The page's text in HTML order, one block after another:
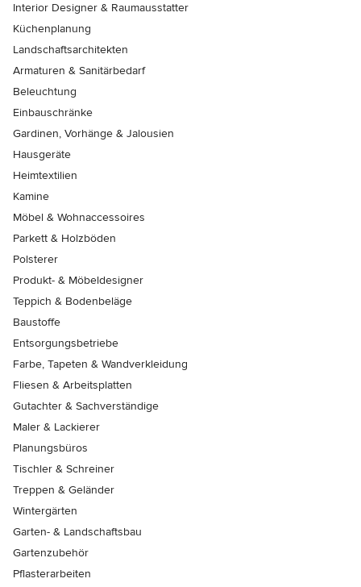
Interior Designer & Raumausstatter
Küchenplanung
Landschaftsarchitekten
Armaturen & Sanitärbedarf
Beleuchtung
Einbauschränke
Gardinen, Vorhänge & Jalousien
Hausgeräte
Heimtextilien
Kamine
Möbel & Wohnaccessoires
Parkett & Holzböden
Polsterer
Produkt- & Möbeldesigner
Teppich & Bodenbeläge
Baustoffe
Entsorgungsbetriebe
Farbe, Tapeten & Wandverkleidung
Fliesen & Arbeitsplatten
Gutachter & Sachverständige
Maler & Lackierer
Planungsbüros
Tischler & Schreiner
Treppen & Geländer
Wintergärten
Garten- & Landschaftsbau
Gartenzubehör
Pflasterarbeiten